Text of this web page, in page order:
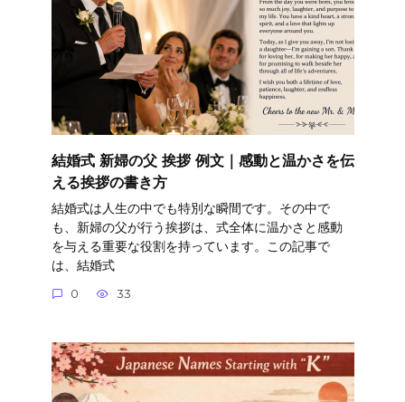
結婚式 新婦の父 挨拶 例文｜感動と温かさを伝
える挨拶の書き方
結婚式は人生の中でも特別な瞬間です。その中で
も、新婦の父が行う挨拶は、式全体に温かさと感動
を与える重要な役割を持っています。この記事で
は、結婚式
0 33